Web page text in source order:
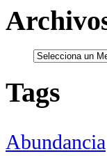
Tags
Abundancia